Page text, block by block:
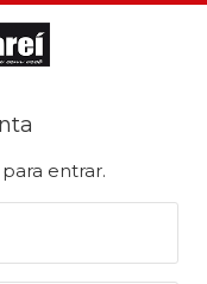
entrar.